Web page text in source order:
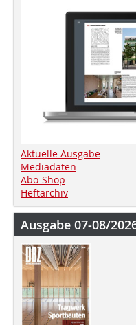
Aktuelle Ausgabe
Mediadaten
Abo-Shop
Heftarchiv
Ausgabe 07-08/